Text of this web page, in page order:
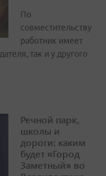
По
совместительству
работник имеет
так и у другого
Речной парк,
школы и
дороги: каким
будет «Город
Заметный» во